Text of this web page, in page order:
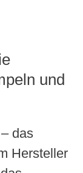
und
das
Hersteller